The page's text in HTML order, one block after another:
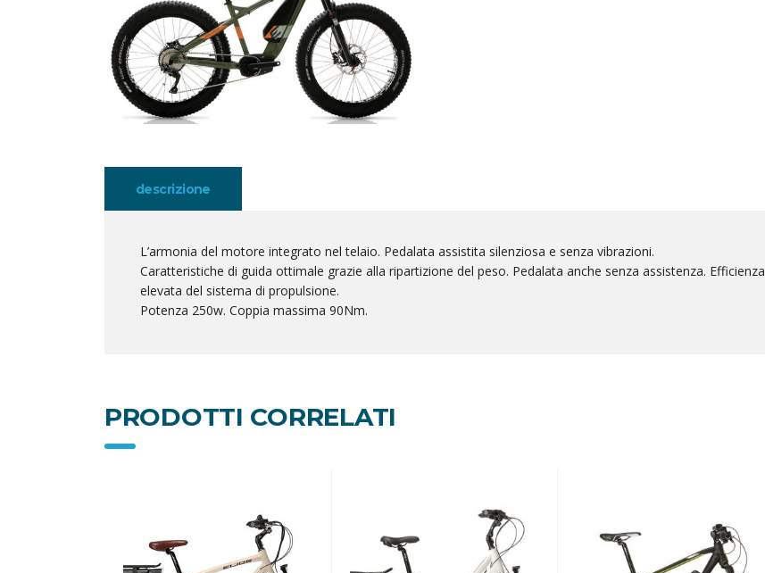
descrizione
L’armonia del motore integrato nel telaio. Pedalata assistita silenziosa e senza vibrazioni.
Caratteristiche di guida ottimale grazie alla ripartizione del peso. Pedalata anche senza assistenza. Efficienza
elevata del sistema di propulsione.
Potenza 250w. Coppia massima 90Nm.
PRODOTTI CORRELATI